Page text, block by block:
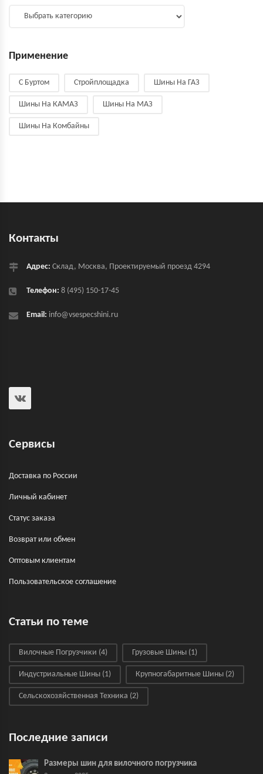
Применение
С Буртом Стройплощадка Шины На ГАЗ
Шины На КАМАЗ Шины На МАЗ
Шины На Комбайны
Контакты
Адрес: Склад, Москва, Проектируемый проезд 4294
Телефон: 8 (495) 150-17-45
Email: info@vsespecshini.ru
Сервисы
Доставка по России
Личный кабинет
Статус заказа
Возврат или обмен
Оптовым клиентам
Пользовательское соглашение
Статьи по теме
Вилочные Погрузчики (4) Грузовые Шины (1)
Индустриальные Шины (1) Крупногабаритные Шины (2)
Сельскохозяйственная Техника (2)
Последние записи
Размеры шин для вилочного погрузчика